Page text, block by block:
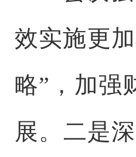
效实施更
略”，加强
展。二是